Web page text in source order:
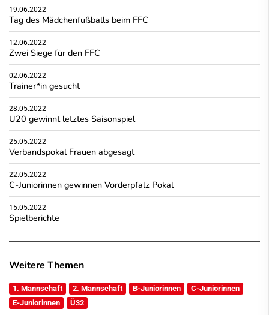
19.06.2022
Tag des Mädchenfußballs beim FFC
12.06.2022
Zwei Siege für den FFC
02.06.2022
Trainer*in gesucht
28.05.2022
U20 gewinnt letztes Saisonspiel
25.05.2022
Verbandspokal Frauen abgesagt
22.05.2022
C-Juniorinnen gewinnen Vorderpfalz Pokal
15.05.2022
Spielberichte
Weitere Themen
1. Mannschaft 2. Mannschaft B-Juniorinnen
C-Juniorinnen
E-Juniorinnen
Ü32